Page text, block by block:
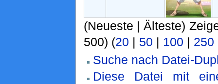
(Neueste | Älteste)
500) (20 | 50 | 100 | 250
Suche nach Datei-
Diese Datei mit